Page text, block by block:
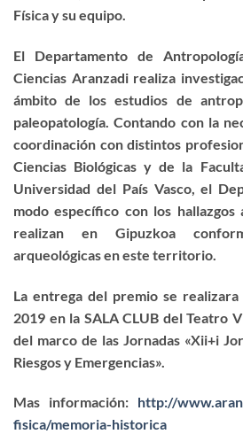
Física y su equipo.
El Departamento de
Ciencias Aranzadi realiza
ámbito de los estudios de
paleopatología. Contando con la
coordinación con distintos
Ciencias Biológicas y de la
Universidad del País Vasco, el
modo específico con los hallazgos
realizan en Gipuzkoa
arqueológicas en este territorio.
La entrega del premio se
2019 en la SALA CLUB del Teatro
del marco de las Jornadas «Xii+i
Riesgos y Emergencias».
Mas información: http://
fisica/memoria-historica